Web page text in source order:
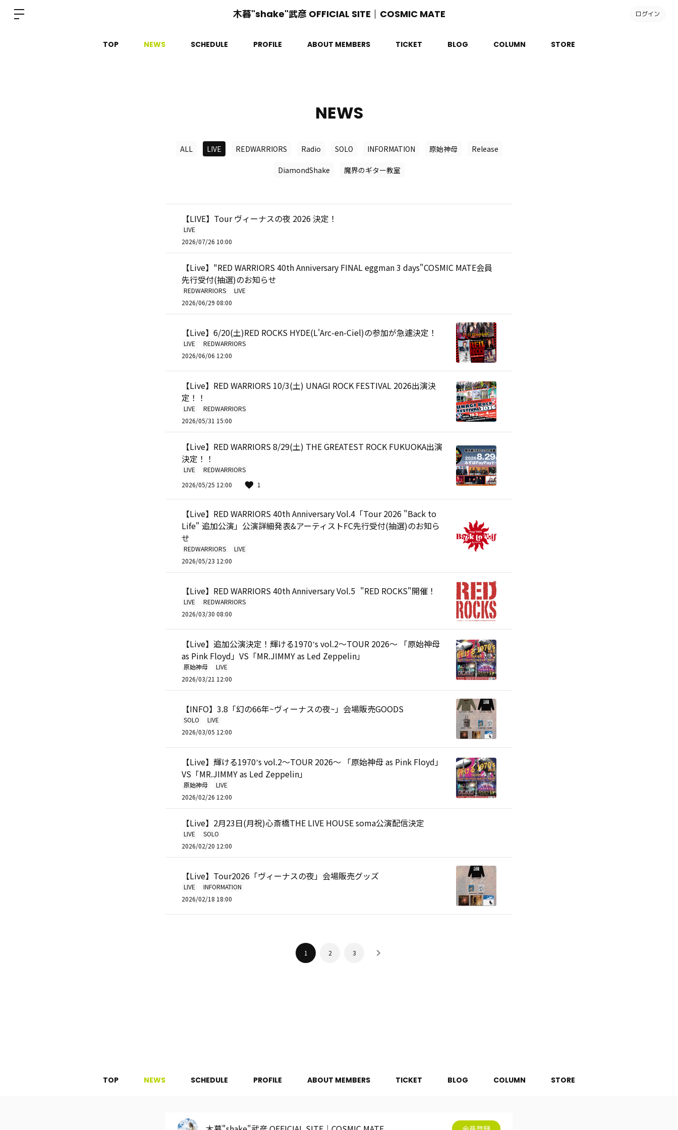
木暮"shake"武彦 OFFICIAL SITE│COSMIC MATE ログイン
TOP NEWS SCHEDULE PROFILE ABOUT MEMBERS TICKET BLOG COLUMN STORE
NEWS
ALL LIVE REDWARRIORS Radio SOLO INFORMATION 原始神母 Release
DiamondShake 魔界のギター教室
【LIVE】Tour ヴィーナスの夜 2026 決定！
LIVE
2026/07/26 10:00
【Live】"RED WARRIORS 40th Anniversary FINAL eggman 3 days"COSMIC MATE会員
先行受付(抽選)のお知らせ
REDWARRIORS
LIVE
2026/06/29 08:00
【Live】6/20(土)RED ROCKS HYDE(L'Arc-en-Ciel)の参加が急遽決定！
LIVE
REDWARRIORS
2026/06/06 12:00
【Live】RED WARRIORS 10/3(土) UNAGI ROCK FESTIVAL 2026出演決
定！！
LIVE
REDWARRIORS
2026/05/31 15:00
【Live】RED WARRIORS 8/29(土) THE GREATEST ROCK FUKUOKA出演
決定！！
LIVE
REDWARRIORS
2026/05/25 12:00
1
【Live】RED WARRIORS 40th Anniversary Vol.4「Tour 2026 "Back to
Life" 追加公演」公演詳細発表&アーティストFC先行受付(抽選)のお知ら
せ
REDWARRIORS
LIVE
2026/05/23 12:00
【Live】RED WARRIORS 40th Anniversary Vol.5 "RED ROCKS"開催！
LIVE
REDWARRIORS
2026/03/30 08:00
【Live】追加公演決定！輝ける1970ʼs vol.2～TOUR 2026～ 「原始神母
as Pink Floyd」VS「MR.JIMMY as Led Zeppelin」
原始神母
LIVE
2026/03/21 12:00
【INFO】3.8「幻の66年~ヴィーナスの夜~」会場販売GOODS
SOLO
LIVE
2026/03/05 12:00
【Live】輝ける1970ʼs vol.2～TOUR 2026～ 「原始神母 as Pink Floyd」
VS「MR.JIMMY as Led Zeppelin」
原始神母
LIVE
2026/02/26 12:00
【Live】2月23日(月祝)心斎橋THE LIVE HOUSE soma公演配信決定
LIVE
SOLO
2026/02/20 12:00
【Live】Tour2026「ヴィーナスの夜」会場販売グッズ
LIVE
INFORMATION
2026/02/18 18:00
1 2 3
TOP NEWS SCHEDULE PROFILE ABOUT MEMBERS TICKET BLOG COLUMN STORE